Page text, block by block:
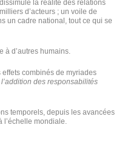
la réalité des relations
d’acteurs ; un voile de
un cadre national, tout ce qui se
à d’autres humains.
combinés de myriades
l’addition des responsabilités
temporels, depuis les avancées
l’échelle mondiale.